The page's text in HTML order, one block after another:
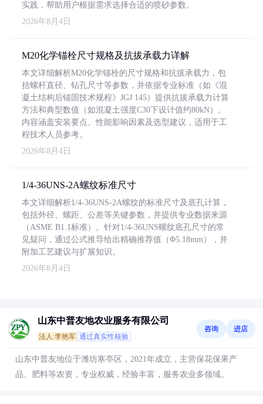
实践，帮助用户根据需求选择合适的喷砂参数。
2026年8月4日
M20化学锚栓尺寸规格及抗拔承载力详解
本文详细解析M20化学锚栓的尺寸规格和抗拔承载力，包
括螺杆直径、钻孔尺寸等参数，并依据专业标准（如《混
凝土结构后锚固技术规程》JGJ 145）提供抗拔承载力计算
方法和典型数值（如混凝土强度C30下设计值约80kN）。
内容涵盖安装要点、性能影响因素及选型建议，适用于工
程技术人员参考。
2026年8月4日
1/4-36UNS-2A螺纹标准尺寸
本文详细解析1/4-36UNS-2A螺纹的标准尺寸及底孔计算，
包括外径、螺距、公差等关键参数，并提供专业数据来源
（ASME B1.1标准）。针对1/4-36UNS螺纹底孔尺寸的常
见疑问，通过公式推导给出精确推荐值（Φ5.18mm），并
附加工艺建议与扩展知识。
2026年8月4日
山东中普友地农业服务有限公司
法人:李艳军 通过真实性核验
咨询 进店
山东中普友地位于潍坊寒亭区，2021年成立，主营保花保果产
品、肥料等农资，专业权威，经验丰富，服务农业多领域。